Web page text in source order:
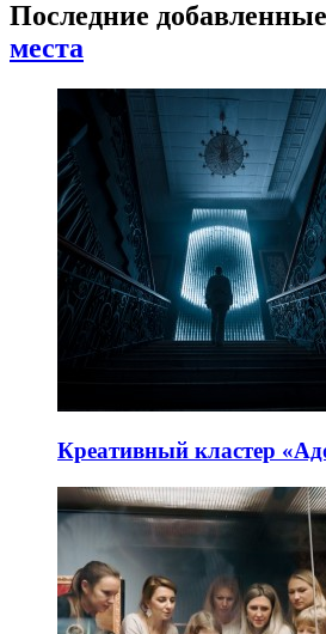
Последние добавленные
места
Креативный кластер